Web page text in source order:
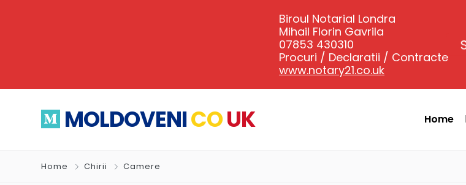
MOLDOVENICOUK Home
Home Chirii Camere
Biroul Notarial Londra
Mihail Florin Gavrila
07853 430310
Procuri / Declaratii / Contracte
www.notary21.co.uk